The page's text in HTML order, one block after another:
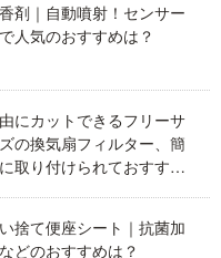
剤｜自動噴射！センサー
人気のおすすめは？
にカットできるフリーサ
の換気扇フィルター、簡
取り付けられておすすめ
捨て便座シート｜抗菌加
どのおすすめは？